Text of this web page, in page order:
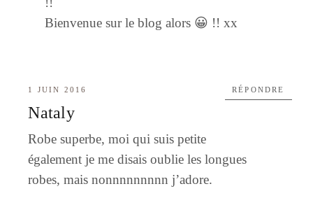
Bienvenue sur le blog alors 😀 !! xx
1 JUIN 2016
Nataly
Robe superbe, moi qui suis petite
également je me disais oublie les longues
robes, mais nonnnnnnnnn j’adore.
RÉPONDRE